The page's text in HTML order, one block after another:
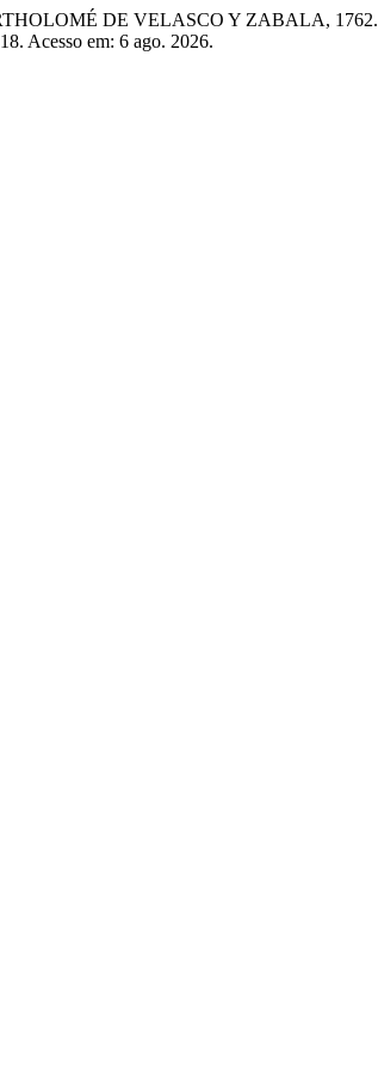
DE VELASCO Y ZABALA, 1762.
Acesso em: 6 ago. 2026.